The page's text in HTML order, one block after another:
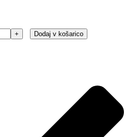
+ Dodaj v košarico